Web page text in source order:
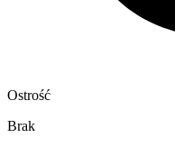
Ostrość
Brak